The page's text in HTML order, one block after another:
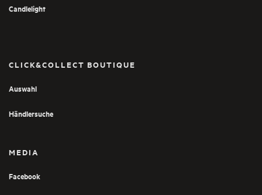
Candlelight
CLICK&COLLECT BOUTIQUE
Auswahl
Händlersuche
MEDIA
Facebook